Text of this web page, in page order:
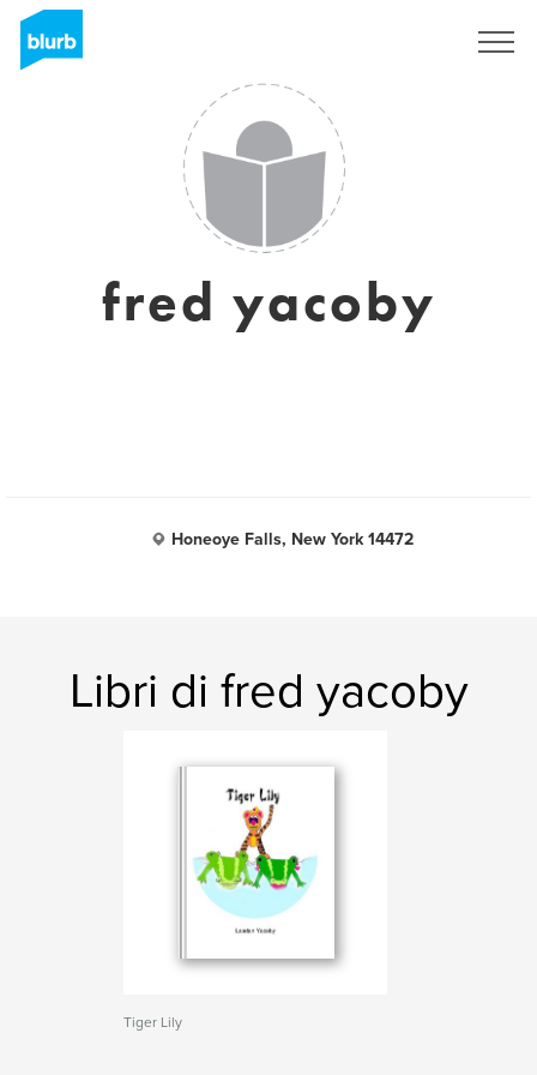
fred yacoby
Honeoye Falls, New York 14472
Libri di fred yacoby
Tiger Lily